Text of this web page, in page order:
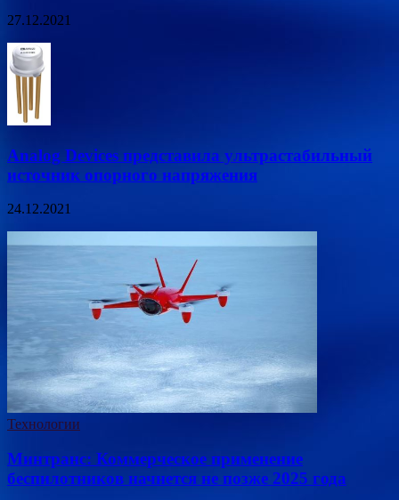
27.12.2021
Analog Devices представила ультрастабильный
источник опорного напряжения
24.12.2021
Технологии
Минтранс: Коммерческое применение
беспилотников начнется не позже 2025 года